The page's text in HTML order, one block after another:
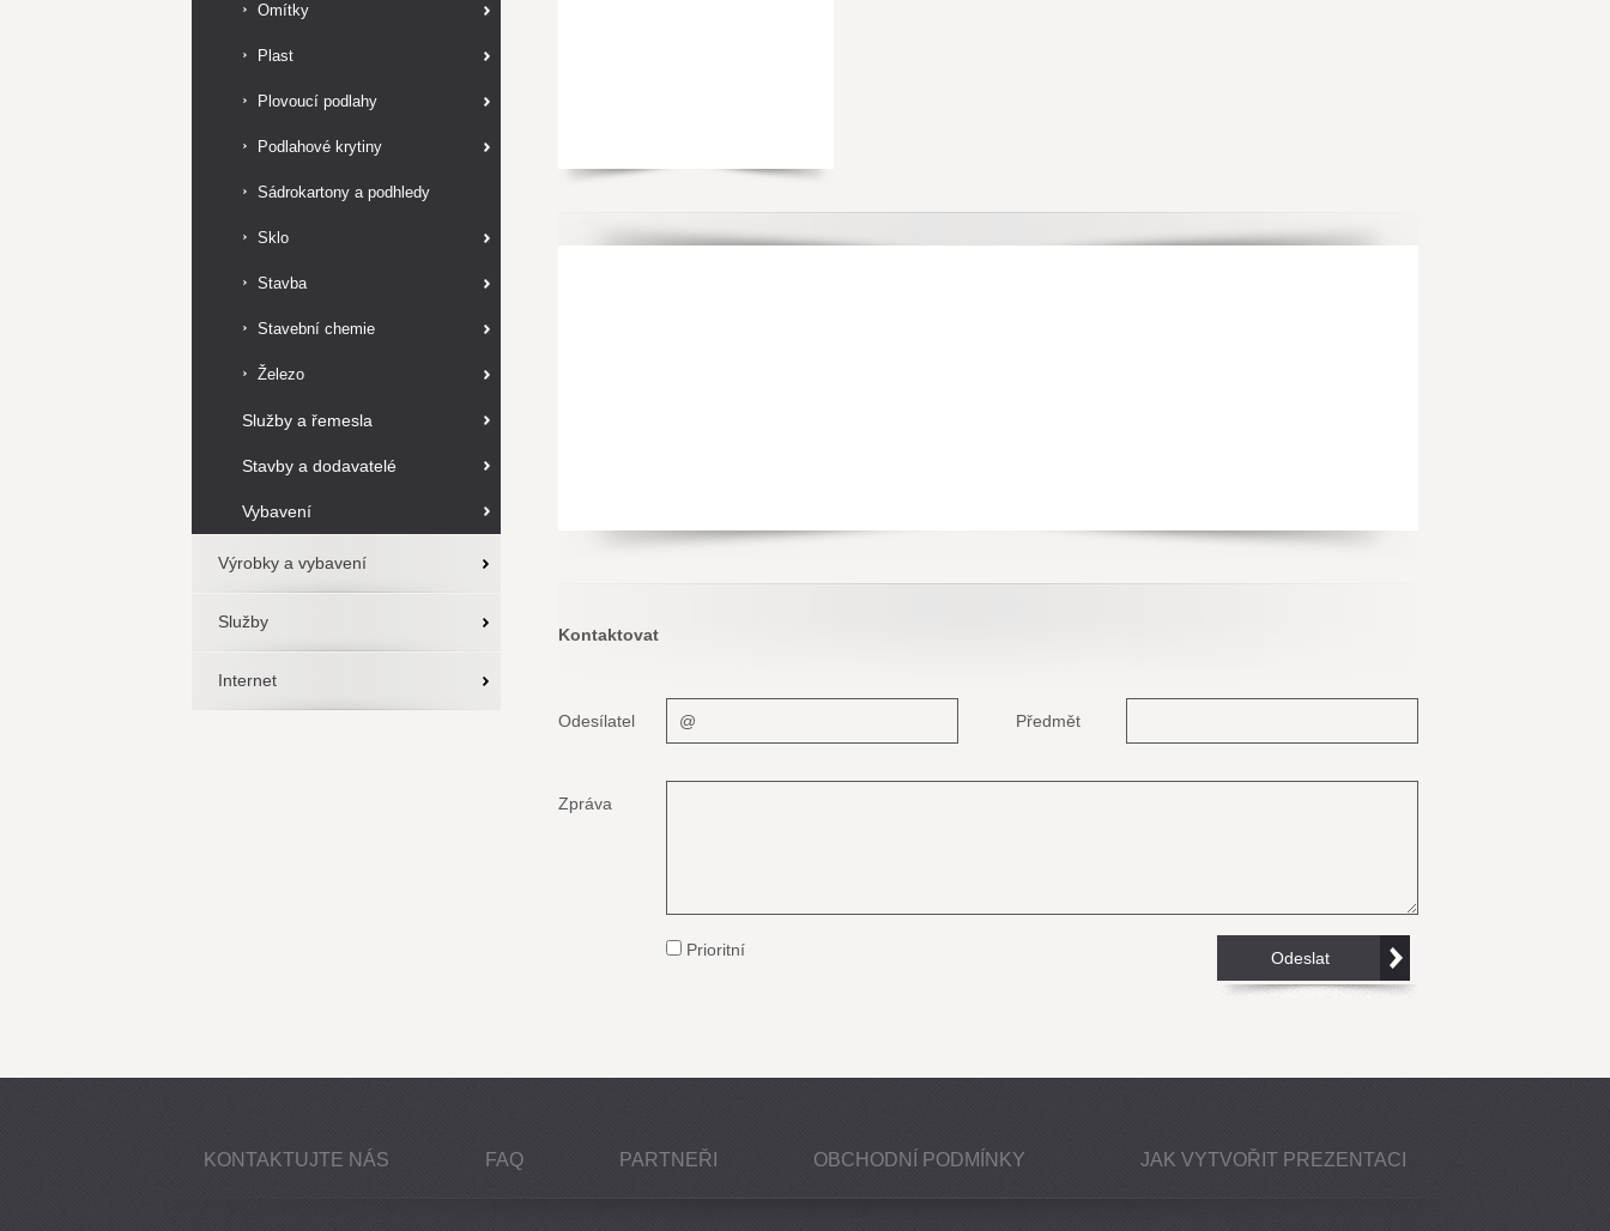
Omítky
Plast
Plovoucí podlahy
Podlahové krytiny
Sádrokartony a podhledy
Sklo
Stavba
Stavební chemie
Železo
Služby a řemesla
Stavby a dodavatelé
Vybavení
Výrobky a vybavení
Služby
Internet
Kontaktovat
Odesílatel Předmět
Zpráva
Prioritní
KONTAKTUJTE NÁS FAQ PARTNEŘI OBCHODNÍ PODMÍNKY JAK VYTVOŘIT PREZENTACI